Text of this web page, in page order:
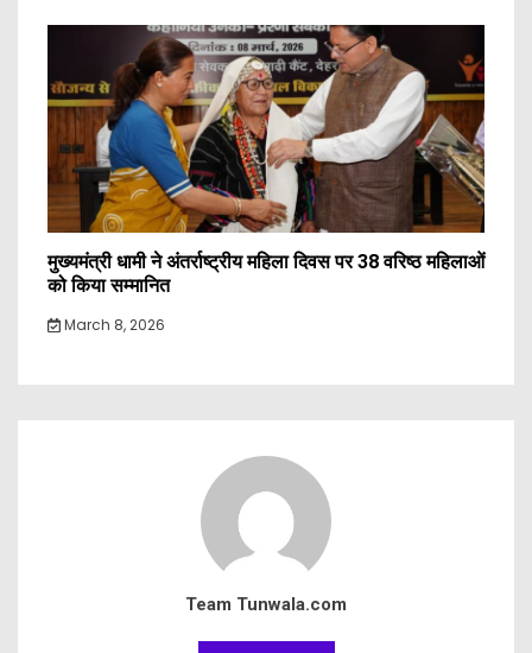
मुख्यमंत्री धामी ने अंतर्राष्ट्रीय महिला दिवस पर 38 वरिष्ठ महिलाओं
को किया सम्मानित
March 8, 2026
Team Tunwala.com